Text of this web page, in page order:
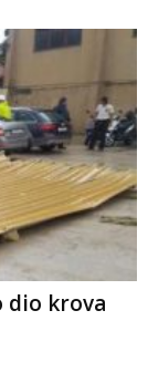
krova